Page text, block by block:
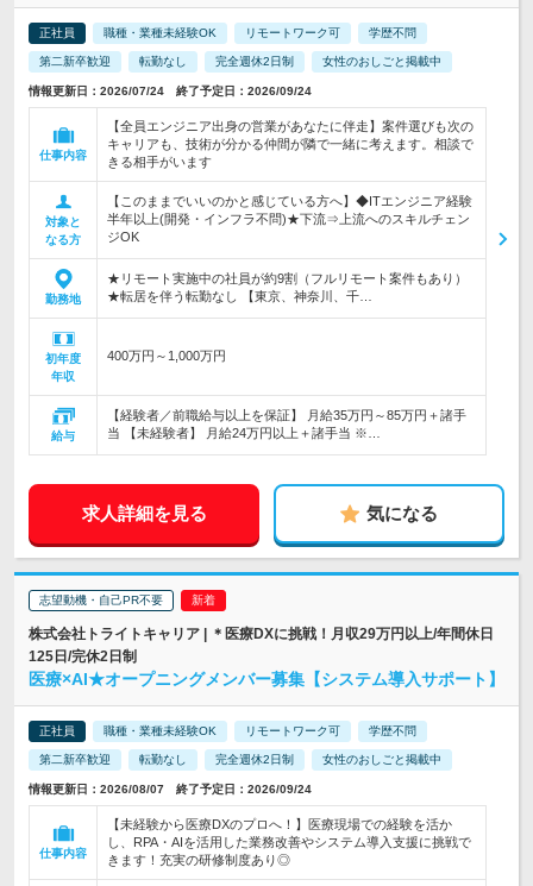
正社員 職種・業種未経験OK リモートワーク可 学歴不問
第二新卒歓迎 転勤なし 完全週休2日制 女性のおしごと掲載中
情報更新日：2026/07/24 終了予定日：2026/09/24
仕事内容
【全員エンジニア出身の営業があなたに伴走】案件選びも次の
キャリアも、技術が分かる仲間が隣で一緒に考えます。相談で
きる相手がいます
対象と
なる方
【このままでいいのかと感じている方へ】◆ITエンジニア経験
半年以上(開発・インフラ不問)★下流⇒上流へのスキルチェン
ジOK
勤務地
★リモート実施中の社員が約9割（フルリモート案件もあり）
★転居を伴う転勤なし 【東京、神奈川、千…
初年度
年収
400万円～1,000万円
給与
【経験者／前職給与以上を保証】 月給35万円～85万円＋諸手
当 【未経験者】 月給24万円以上＋諸手当 ※…
求人詳細を見る 気になる
志望動機・自己PR不要
株式会社トライトキャリア | ＊医療DXに挑戦！月収29万円以上/年間休日
125日/完休2日制
医療×AI★オープニングメンバー募集【システム導入サポート】
正社員 職種・業種未経験OK リモートワーク可 学歴不問
第二新卒歓迎 転勤なし 完全週休2日制 女性のおしごと掲載中
情報更新日：2026/08/07 終了予定日：2026/09/24
仕事内容
【未経験から医療DXのプロへ！】医療現場での経験を活か
し、RPA・AIを活用した業務改善やシステム導入支援に挑戦で
きます！充実の研修制度あり◎